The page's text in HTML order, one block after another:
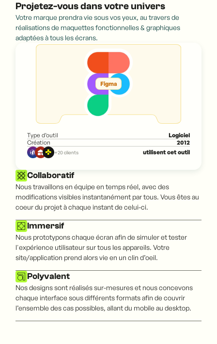
Projetez-vous dans votre univers
Votre marque prendra vie sous vos yeux, au travers de
réalisations de maquettes fonctionnelles & graphiques
adaptées à tous les écrans.
Figma
Type d’outil
Logiciel
Création
2012
+20 clients utilisent cet outil
Collaboratif
Nous travaillons en équipe en temps réel, avec des
modifications visibles instantanément par tous. Vous êtes au
coeur du projet à chaque instant de celui-ci.
Immersif
Nous prototypons chaque écran afin de simuler et tester
l'expérience utilisateur sur tous les appareils. Votre
site/application prend alors vie en un clin d’oeil.
Polyvalent
Nos designs sont réalisés sur-mesures et nous concevons
chaque interface sous différents formats afin de couvrir
l’ensemble des cas possibles, allant du mobile au desktop.